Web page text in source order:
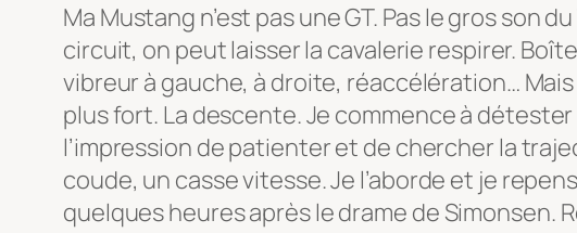
Ma Mustang n’est pas une GT. Pas le gros son
circuit, on peut laisser la cavalerie respirer.
vibreur à gauche, à droite, réaccélération…
plus fort. La descente. Je commence à détester
l’impression de patienter et de chercher la
coude, un casse vitesse. Je l’aborde et je
quelques heures après le drame de Simonsen.